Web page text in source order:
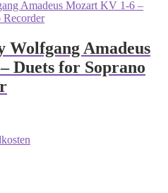
Wolfgang Amadeus
Duets for Soprano